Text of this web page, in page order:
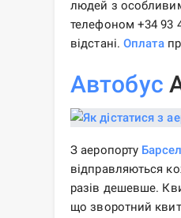
людей з
телефоном +34 93
відстані. Оплата
Автобус
З аеропорту
відправляються
разів дешевше.
що зворотний